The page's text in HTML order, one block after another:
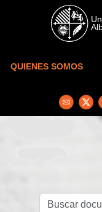
Skip to main content
QUIENES SOMOS